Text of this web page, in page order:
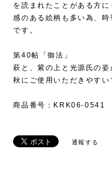
を読まれたことがある方
感のある絵柄も多い為、
です。
第40帖「御法」
萩と、紫の上と光源氏の姿
秋にご使用いただきやすい
商品番号：KRK06-0541
通報する